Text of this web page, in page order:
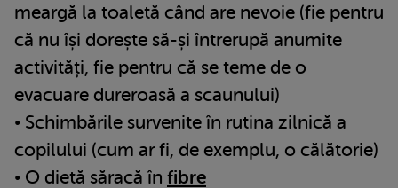
meargă la toaletă când are nevoie (fie pentru
că nu își dorește să-și întrerupă anumite
activități, fie pentru că se teme de o
evacuare dureroasă a scaunului)
• Schimbările survenite în rutina zilnică a
copilului (cum ar fi, de exemplu, o călătorie)
• O dietă săracă în fibre